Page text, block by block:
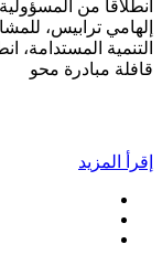
انطلاقا من
إلهامي ترابيس،
قافلة مبادرة محو
إقرأ المزيد